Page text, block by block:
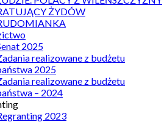
ŻYDÓW
2025
realizowane z budżetu
2025
realizowane z budżetu
– 2024
2023